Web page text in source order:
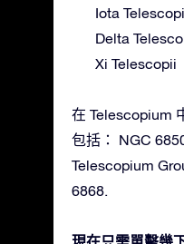
Iota
Delta
Xi Telescopii
在 Telescopium
包括： NGC
Telescopium
6868.
現在只需單擊幾